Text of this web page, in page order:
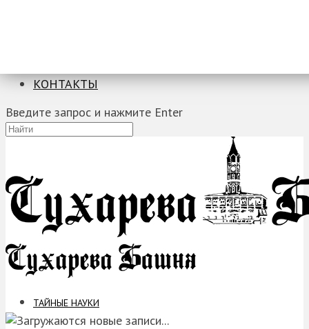
КОНТАКТЫ
Введите запрос и нажмите Enter
ТАЙНЫЕ НАУКИ